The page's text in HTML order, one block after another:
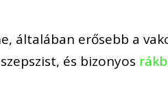
általában erősebb a
és bizonyos